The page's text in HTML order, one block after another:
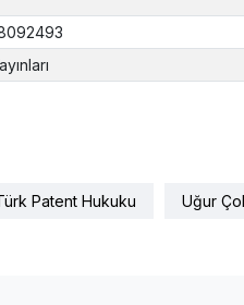
Patent Hukuku Uğur